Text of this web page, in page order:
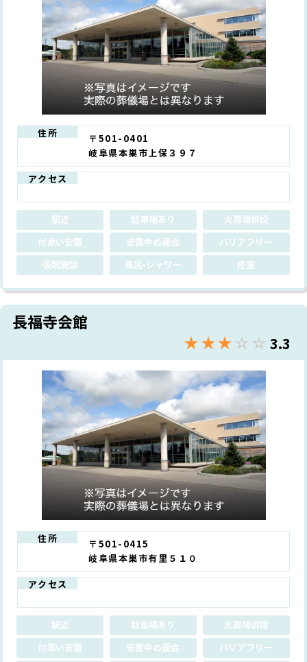
住所
〒501-0401
岐阜県本巣市上保３９７
アクセス
駅近 駐車場あり
火葬場併設
付添い安置
安置中の面会
バリアフリー
仮眠施設
風呂•シャワー 控室
長福寺会館
★★★★★
☆☆☆☆☆ 3.3
住所
〒501-0415
岐阜県本巣市有里５１０
アクセス
駅近 駐車場あり
火葬場併設
付添い安置
安置中の面会
バリアフリー